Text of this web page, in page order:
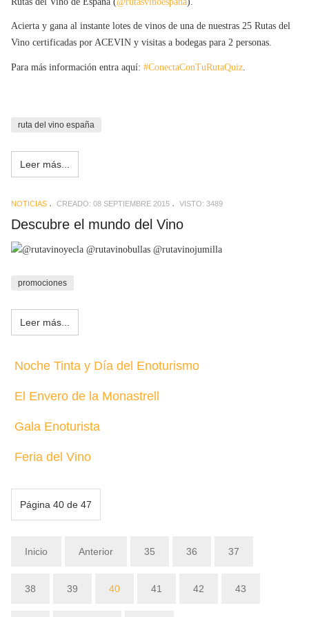
Acierta y gana al instante lotes de vinos de una de nuestras 25 Rutas del
Vino certificadas por ACEVIN y visitas a bodegas para 2 personas.
Para más información entra aquí: #ConectaConTuRutaQuiz
ruta del vino españa
Leer más...
NOTICIAS CREADO: 08 SEPTIEMBRE 2015 VISTO: 3489
Descubre el mundo del Vino
promociones
Leer más...
Noche Tinta y Día del Enoturismo
El Envero de la Monastrell
Gala Enoturista
Feria del Vino
Página 40 de 47
Inicio Anterior 35 36 37
38 39 40 41 42 43